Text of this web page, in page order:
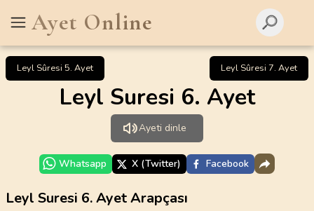
Ayet Online
Leyl Sûresi 5. Ayet Leyl Sûresi 7. Ayet
Leyl Suresi 6. Ayet
Ayeti dinle
Whatsapp X (Twitter) Facebook
Leyl Suresi 6. Ayet Arapçası